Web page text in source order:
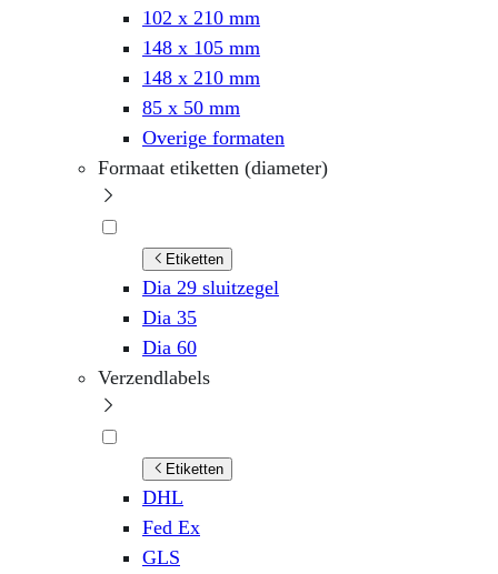
102 x 210 mm
148 x 105 mm
148 x 210 mm
85 x 50 mm
Overige formaten
Formaat etiketten (diameter)
Etiketten
Dia 29 sluitzegel
Dia 35
Dia 60
Verzendlabels
Etiketten
DHL
Fed Ex
GLS